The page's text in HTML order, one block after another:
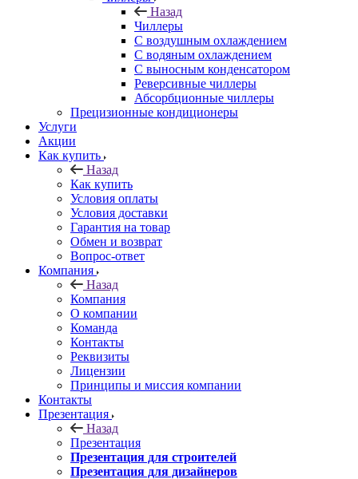
Назад
Чиллеры
С воздушным охлаждением
С водяным охлаждением
С выносным конденсатором
Реверсивные чиллеры
Абсорбционные чиллеры
Прецизионные кондиционеры
Услуги
Акции
Как купить
Назад
Как купить
Условия оплаты
Условия доставки
Гарантия на товар
Обмен и возврат
Вопрос-ответ
Компания
Назад
Компания
О компании
Команда
Контакты
Реквизиты
Лицензии
Принципы и миссия компании
Контакты
Презентация
Назад
Презентация
Презентация для строителей
Презентация для дизайнеров